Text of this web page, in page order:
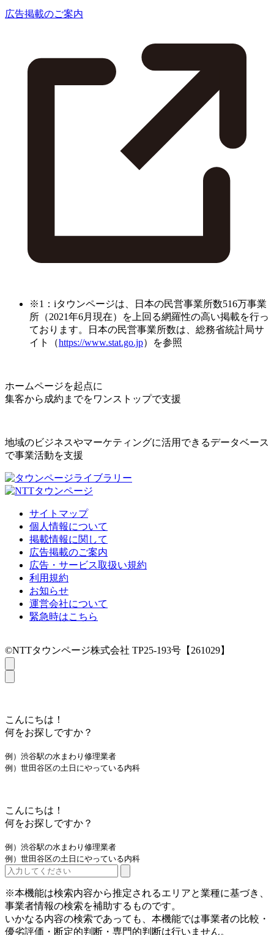
広告掲載のご案内
※1：iタウンページは、日本の民営事業所数516万事業
所（2021年6月現在）を上回る網羅性の高い掲載を行っ
ております。日本の民営事業所数は、総務省統計局サ
イト（https://www.stat.go.jp）を参照
ホームページを起点に
集客から成約までをワンストップで支援
地域のビジネスやマーケティングに活用できるデータベース
で事業活動を支援
サイトマップ
個人情報について
掲載情報に関して
広告掲載のご案内
広告・サービス取扱い規約
利用規約
お知らせ
運営会社について
緊急時はこちら
©NTTタウンページ株式会社 TP25-193号【261029】
こんにちは！
何をお探しですか？
例）渋谷駅の水まわり修理業者
例）世田谷区の土日にやっている内科
こんにちは！
何をお探しですか？
例）渋谷駅の水まわり修理業者
例）世田谷区の土日にやっている内科
※本機能は検索内容から推定されるエリアと業種に基づき、
事業者情報の検索を補助するものです。
いかなる内容の検索であっても、本機能では事業者の比較・
優劣評価・断定的判断・専門的判断は行いません。